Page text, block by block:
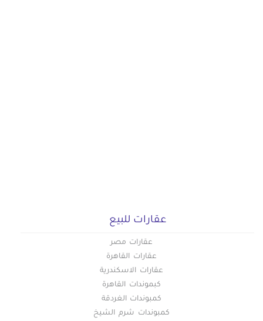
عقارات للبيع
عقارات مصر
عقارات القاهرة
عقارات الاسكندرية
كبموندات القاهرة
كمبوندات الغردقة
كمبوندات شرم الشيخ